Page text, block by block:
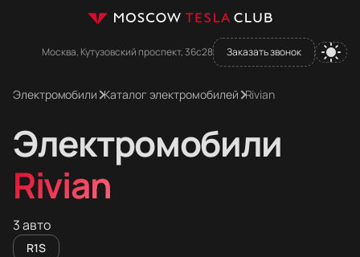
Москва, Кутузовский проспект, 36с28 Заказать звонок
Электромобили Каталог электромобилей Rivian
Электромобили
Rivian
3 авто
R1S